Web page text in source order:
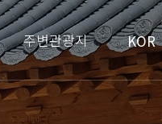
주변관광지 KOR